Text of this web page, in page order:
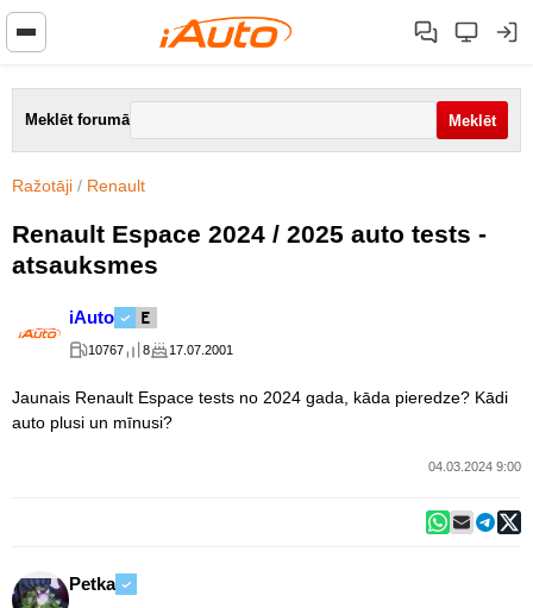
Meklēt forumā
Ražotāji / Renault
Renault Espace 2024 / 2025 auto tests -
atsauksmes
iAuto
10767 8 17.07.2001
Jaunais Renault Espace tests no 2024 gada, kāda pieredze? Kādi
auto plusi un mīnusi?
04.03.2024 9:00
Petka